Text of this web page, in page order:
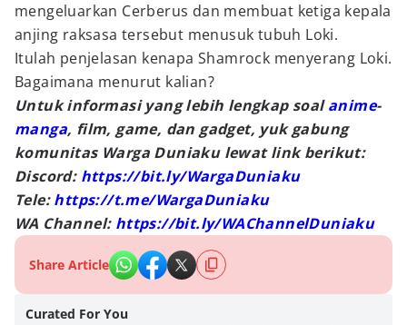
mengeluarkan Cerberus dan membuat ketiga kepala
anjing raksasa tersebut menusuk tubuh Loki.
Itulah penjelasan kenapa Shamrock menyerang Loki.
Bagaimana menurut kalian?
Untuk informasi yang lebih lengkap soalanime-
manga, film, game, dan gadget, yuk gabung
komunitas Warga Duniaku lewat link berikut:
Discord: https://bit.ly/WargaDuniaku
Tele:https://t.me/WargaDuniaku
WA Channel: https://bit.ly/WAChannelDuniaku
Share Article
Curated For You